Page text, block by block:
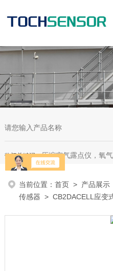
热门关键词：压缩空气露点仪，氧气分析仪
当前位置：首页 > 产品展示
传感器 > CB2DACELL应变